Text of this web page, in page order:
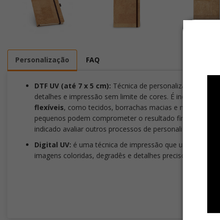
Personalização FAQ
DTF UV (até 7 x 5 cm): Técnica de personalização que
detalhes e impressão sem limite de cores. É indicada
flexíveis, como tecidos, borrachas macias e materiais
pequenos podem comprometer o resultado final. Para
indicado avaliar outros processos de personalização,
Digital UV: é uma técnica de impressão que utiliza tinta
imagens coloridas, degradês e detalhes precisos.